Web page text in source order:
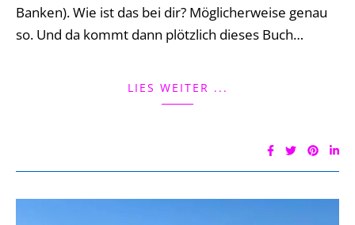
Banken). Wie ist das bei dir? Möglicherweise genau
so. Und da kommt dann plötzlich dieses Buch…
LIES WEITER ...